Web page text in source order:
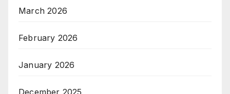
March 2026
February 2026
January 2026
December 2025